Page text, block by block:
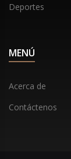
Deportes
MENÚ
Acerca de
Contáctenos